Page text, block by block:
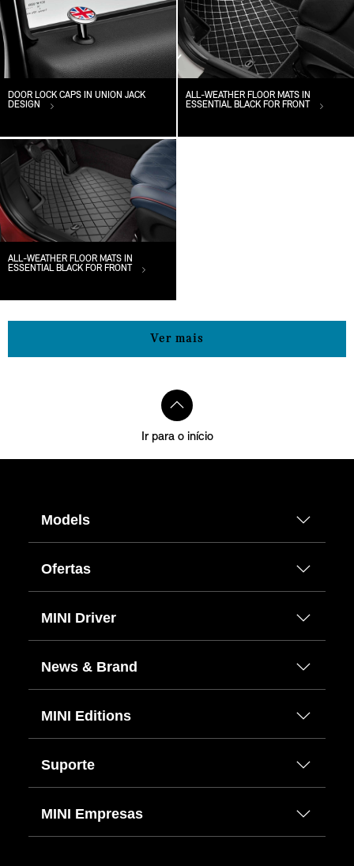
DOOR LOCK CAPS IN UNION JACK
DESIGN
ALL-WEATHER FLOOR MATS IN
ESSENTIAL BLACK FOR FRONT
ALL-WEATHER FLOOR MATS IN
ESSENTIAL BLACK FOR FRONT
Ver mais
Ir para o início
Models
Ofertas
MINI Driver
News & Brand
MINI Editions
Suporte
MINI Empresas